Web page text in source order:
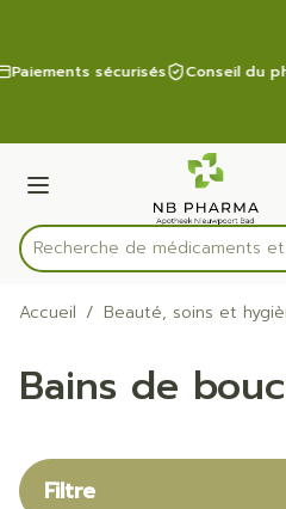
Paiements sécurisés Conseil du
Menu
Rechercher
Recherche de
Accueil / Beauté, soins et
Bains de
Filtre